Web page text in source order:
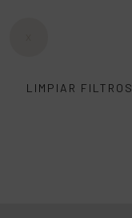
LIMPIAR FILTROS